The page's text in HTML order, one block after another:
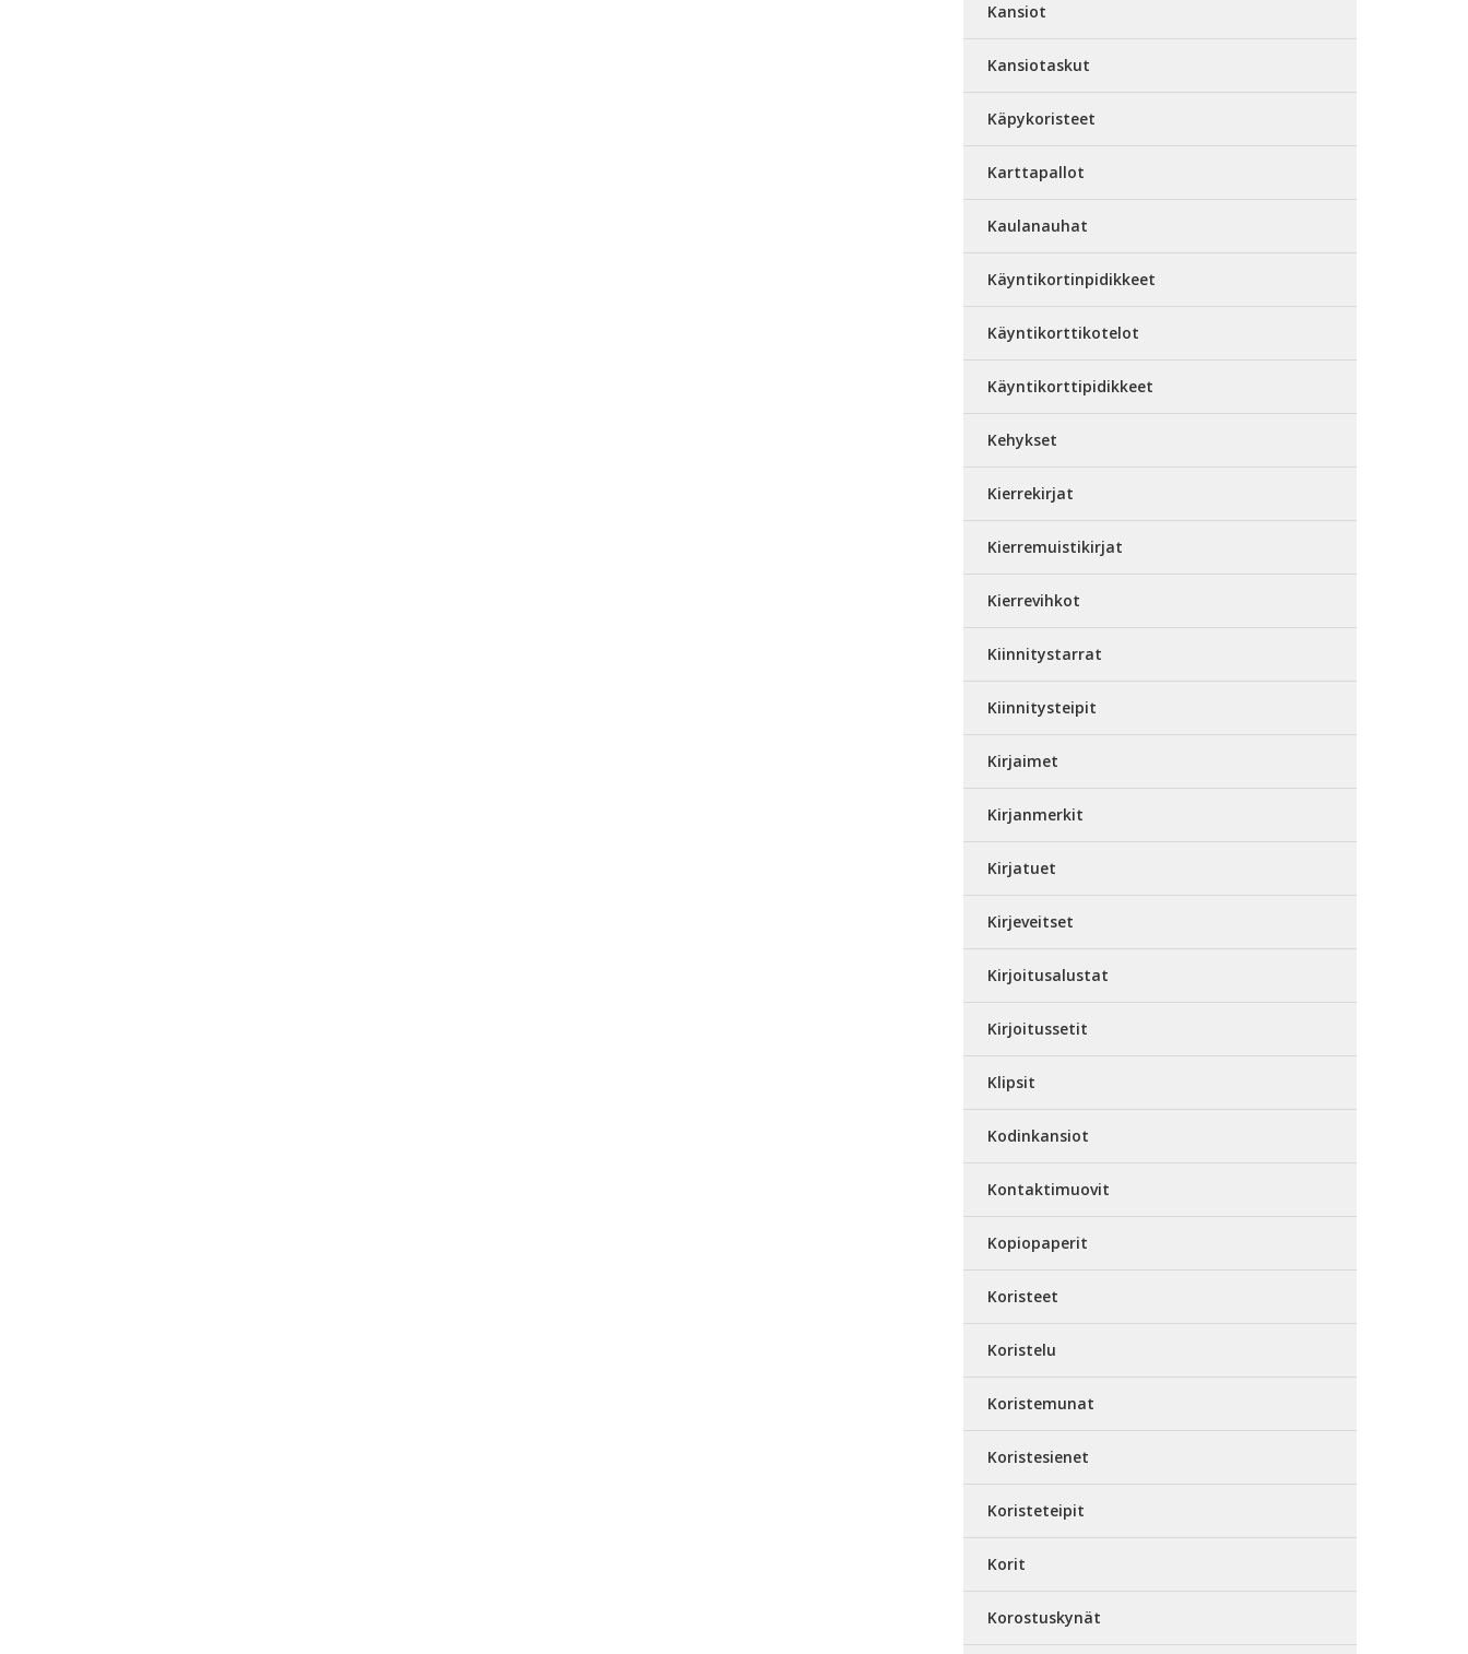
Kansiot
Kansiotaskut
Käpykoristeet
Karttapallot
Kaulanauhat
Käyntikortinpidikkeet
Käyntikorttikotelot
Käyntikorttipidikkeet
Kehykset
Kierrekirjat
Kierremuistikirjat
Kierrevihkot
Kiinnitystarrat
Kiinnitysteipit
Kirjaimet
Kirjanmerkit
Kirjatuet
Kirjeveitset
Kirjoitusalustat
Kirjoitussetit
Klipsit
Kodinkansiot
Kontaktimuovit
Kopiopaperit
Koristeet
Koristelu
Koristemunat
Koristesienet
Koristeteipit
Korit
Korostuskynät